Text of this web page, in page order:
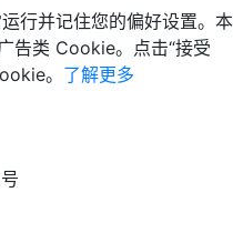
行并记住您的偏好设置。本
告类 Cookie。点击“接受
。 了解更多